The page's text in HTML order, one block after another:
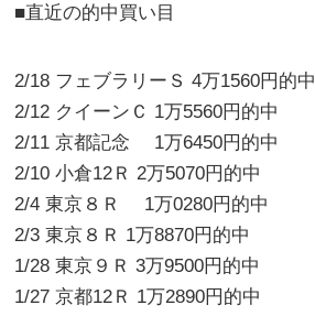
■直近の的中買い目
2/18 フェブラリーＳ 4万1560円的中
2/12 クイーンＣ 1万5560円的中
2/11 京都記念 1万6450円的中
2/10 小倉12Ｒ 2万5070円的中
2/4 東京８Ｒ 1万0280円的中
2/3 東京８Ｒ 1万8870円的中
1/28 東京９Ｒ 3万9500円的中
1/27 京都12Ｒ 1万2890円的中